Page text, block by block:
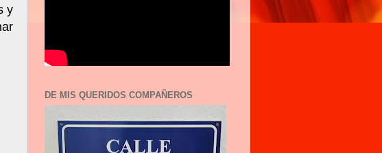
y
DE MIS QUERIDOS COMPAÑEROS